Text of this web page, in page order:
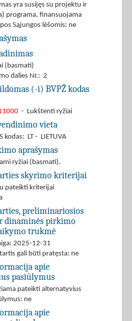
yra susijęs su projektu ir
programa, finansuojama
Sąjungos lėšomis: ne
(basmati)
dalies Nr.: 2
(-i) BVPŽ kodas
- Lukštenti ryžiai
vieta
kodas: LT - LIETUVA
aprašymas
ryžiai (basmati).
skyrimo kriterijai
pateikti kriterijai
preliminariosios
dinaminės pirkimo
trukmė
2025-12-31
gali būti pratęsta: ne
apie
pasiūlymus
pateikti alternatyvius
ne
apie